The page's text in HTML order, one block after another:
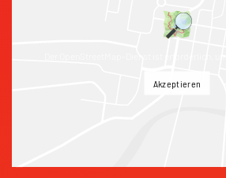
Akzeptieren